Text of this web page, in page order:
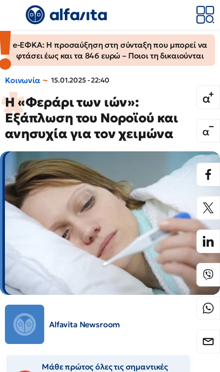
e-ΕΦΚΑ: Η προσαύξηση στη σύνταξη που μπορεί να
φτάσει έως και τα 846 ευρώ – Ποιοι τη δικαιούνται
Κοινωνία 15.01.2025 - 22:40
Η «Φεράρι των ιών»:
Εξάπλωση του Νοροϊού και
ανησυχία για τον χειμώνα
Alfavita Newsroom
Μάθε πρώτος όλες τις σημαντικές